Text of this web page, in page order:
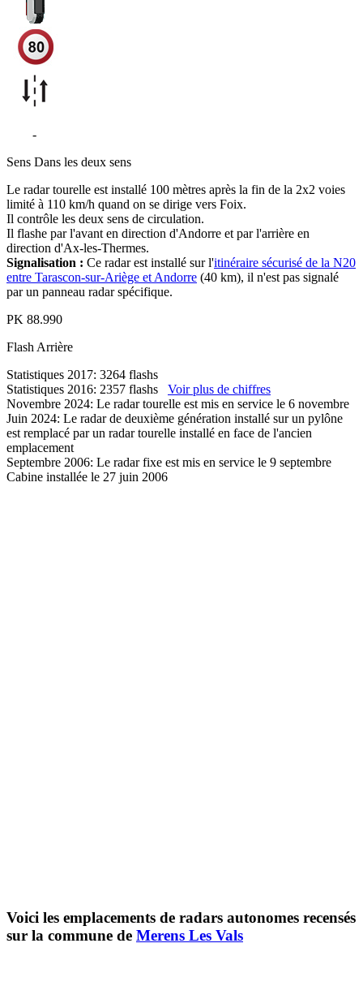
-
Sens Dans les deux sens
Le radar tourelle est installé 100 mètres après la fin de la 2x2 voies
limité à 110 km/h quand on se dirige vers Foix.
Il contrôle les deux sens de circulation.
Il flashe par l'avant en direction d'Andorre et par l'arrière en
direction d'Ax-les-Thermes.
Signalisation : Ce radar est installé sur l'itinéraire sécurisé de la N20
entre Tarascon-sur-Ariège et Andorre (40 km), il n'est pas signalé
par un panneau radar spécifique.
PK 88.990
FlashArrière
Statistiques 2017: 3264 flashs
Statistiques 2016: 2357 flashs Voir plus de chiffres
Novembre 2024: Le radar tourelle est mis en service le 6 novembre
Juin 2024: Le radar de deuxième génération installé sur un pylône
est remplacé par un radar tourelle installé en face de l'ancien
emplacement
Septembre 2006: Le radar fixe est mis en service le 9 septembre
Cabine installée le 27 juin 2006
Voici les emplacements de radars autonomes recensés
sur la commune de Merens Les Vals